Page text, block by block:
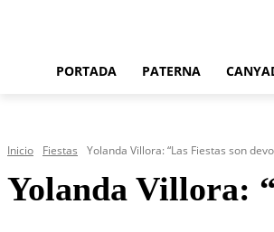
PORTADA PATERNA
Inicio Fiestas Yolanda Villora: “Las Fiestas son
Yolanda Villora: